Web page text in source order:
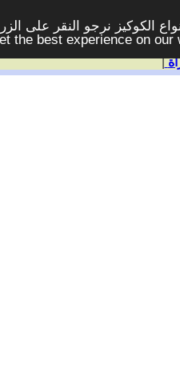
الكوكيز نرجو النقر على
the best experience on our
|